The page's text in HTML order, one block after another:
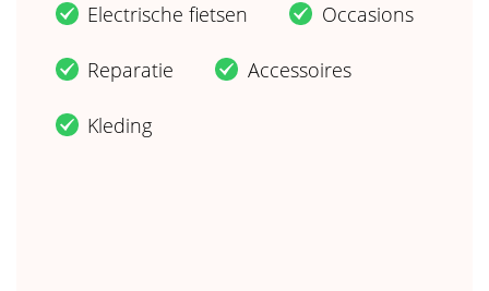
. Electrische fietsen . Occasions
. Reparatie . Accessoires
. Kleding